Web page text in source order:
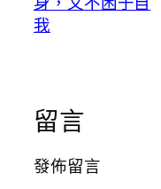
我
留言
發佈留言